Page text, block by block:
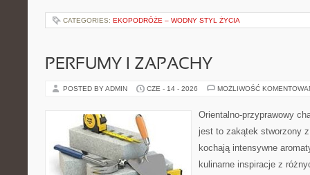
CATEGORIES: EKOPODRÓŻE – WODNY STYL ŻYCIA
PERFUMY I ZAPACHY
POSTED BY ADMIN CZE - 14 - 2026 MOŻLIWOŚĆ
Orientalno-przyprawowy
jest to zakątek stworzony
kochają intensywne
kulinarne inspiracje z